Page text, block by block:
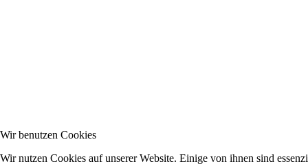
Wir benutzen Cookies
Wir nutzen Cookies auf unserer Website. Einige von ihnen sind